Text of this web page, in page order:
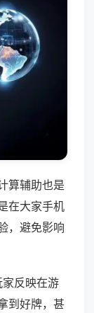
算辅助也是
在大家手机
，避免影响
反映在游
到好牌，甚